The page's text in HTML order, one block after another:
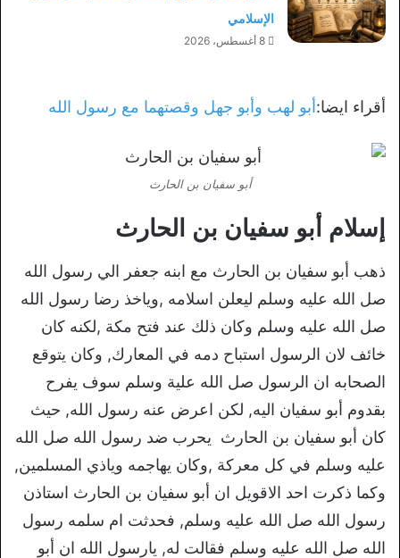
الإسلامي
8 أغسطس، 2026
أقراء ايضا:أبو لهب وأبو جهل وقصتهما مع رسول الله
أبو سفيان بن الحارث
إسلام أبو سفيان بن الحارث
ذهب أبو سفيان بن الحارث مع ابنه جعفر الي رسول الله
صل الله عليه وسلم ليعلن اسلامه ,وياخذ رضا رسول الله
صل الله عليه وسلم وكان ذلك عند فتح مكة ,لكنه كان
خائف لان الرسول استباح دمه في المعارك, وكان يتوقع
الصحابه ان الرسول صل الله علية وسلم سوف يفرح
بقدوم أبو سفيان اليه, لكن اعرض عنه رسول الله, حيث
كان أبو سفيان بن الحارث يحرب ضد رسول الله صل الله
عليه وسلم في كل معركة ,وكان يهاجمه وياذي المسلمين,
وكما ذكرت احد الاقويل ان أبو سفيان بن الحارث استاذن
رسول الله صل الله عليه وسلم, فحدثت ام سلمه رسول
الله صل الله عليه وسلم فقالت له, يارسول الله ان أبو